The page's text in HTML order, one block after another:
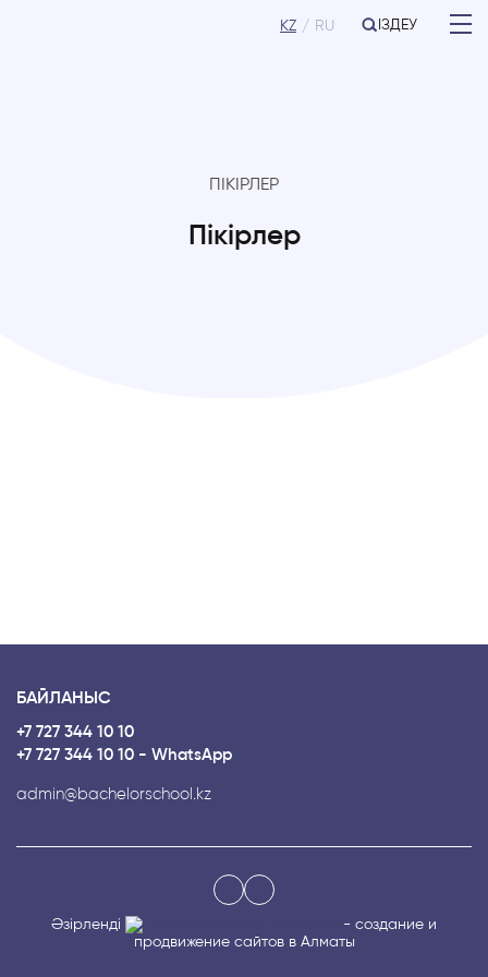
KZ RU ІЗДЕУ
ПІКІРЛЕР
Пікірлер
БАЙЛАНЫС
+7 727 344 10 10
+7 727 344 10 10 - WhatsApp
admin@bachelorschool.kz
Әзірленді
- создание и
продвижение сайтов в Алматы